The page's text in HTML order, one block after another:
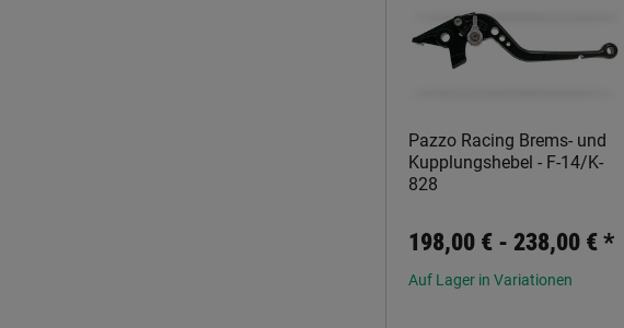
Pazzo Racing Brems- und
Kupplungshebel - F-14/K-
828
198,00 € - 238,00 €*
Auf Lager in Variationen